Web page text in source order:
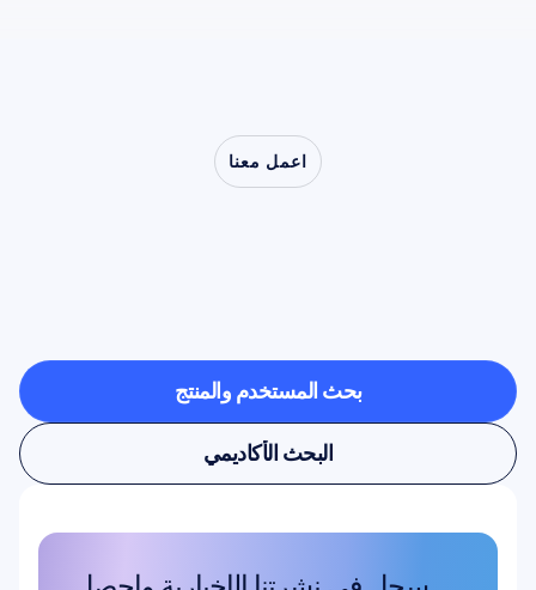
اعمل معنا
منالمختبر
بحث المستخدم والمنتج
بحث المستخدم والمنتج
البحث الأكاديمي
البحث الأكاديمي